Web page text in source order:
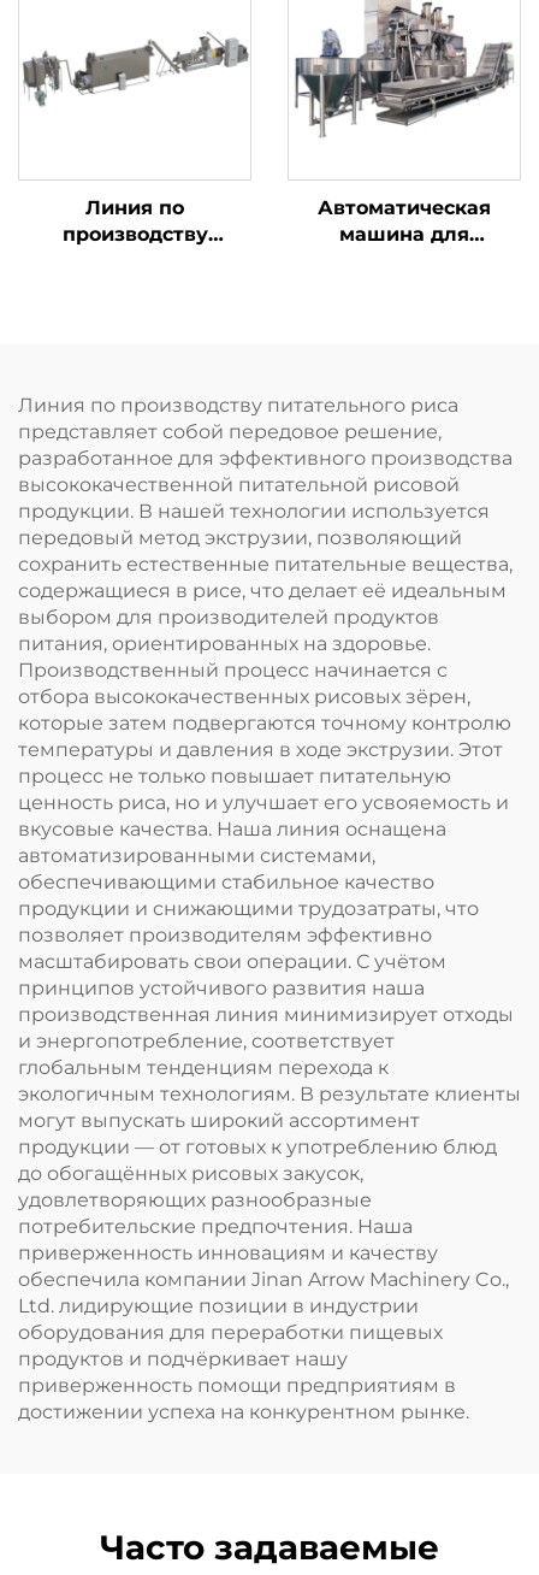
Линия по
производству
Автоматическая
машина для
Линия по производству питательного риса
представляет собой передовое решение,
разработанное для эффективного производства
высококачественной питательной рисовой
продукции. В нашей технологии используется
передовый метод экструзии, позволяющий
сохранить естественные питательные вещества,
содержащиеся в рисе, что делает её идеальным
выбором для производителей продуктов
питания, ориентированных на здоровье.
Производственный процесс начинается с
отбора высококачественных рисовых зёрен,
которые затем подвергаются точному контролю
температуры и давления в ходе экструзии. Этот
процесс не только повышает питательную
ценность риса, но и улучшает его усвояемость и
вкусовые качества. Наша линия оснащена
автоматизированными системами,
обеспечивающими стабильное качество
продукции и снижающими трудозатраты, что
позволяет производителям эффективно
масштабировать свои операции. С учётом
принципов устойчивого развития наша
производственная линия минимизирует отходы
и энергопотребление, соответствует
глобальным тенденциям перехода к
экологичным технологиям. В результате клиенты
могут выпускать широкий ассортимент
продукции — от готовых к употреблению блюд
до обогащённых рисовых закусок,
удовлетворяющих разнообразные
потребительские предпочтения. Наша
приверженность инновациям и качеству
обеспечила компании Jinan Arrow Machinery Co.,
Ltd. лидирующие позиции в индустрии
оборудования для переработки пищевых
продуктов и подчёркивает нашу
приверженность помощи предприятиям в
достижении успеха на конкурентном рынке.
Часто задаваемые